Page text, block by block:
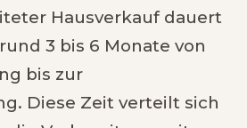
Hausverkauf dauert
3 bis 6 Monate von
bis zur
Diese Zeit verteilt sich